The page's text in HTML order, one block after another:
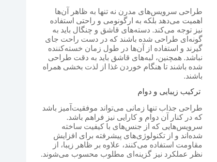
طراحی سرویس‌های مدرن نه تنها به ظاهر آن‌ها
اهمیت می‌دهد بلکه به ارگونومی و راحتی استفاده
نیز توجه می‌کند. دسته‌های قاشق و چنگال باید به
گونه‌ای طراحی شده باشند که در دست راحت جای
گیرند و استفاده از آن‌ها در طول زمان خسته‌کننده
نباشد. همچنین، لبه‌های قاشق باید به دقت طراحی
شده باشند تا هنگام خوردن غذا از لذت بخشی همراه
باشند.
ترکیب زیبایی و دوام
طراحی جذاب تنها زمانی می‌تواند موفقیت‌آمیز باشد
که در کنار آن دوام و کارایی نیز فراهم باشد.
سرویس‌هایی که از جنس‌های با کیفیت ساخته
شده‌اند و از تکنولوژی‌های پیشرفته برای افزایش
مقاومت استفاده می‌کنند، علاوه بر ظاهر زیبا، از
نظر عملکرد نیز گزینه‌ای مطلوب محسوب می‌شوند.